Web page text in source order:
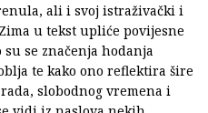
ali i svoj istraživački i
u tekst upliće povijesne
se značenja hodanja
te kako ono reflektira šire
slobodnog vremena i